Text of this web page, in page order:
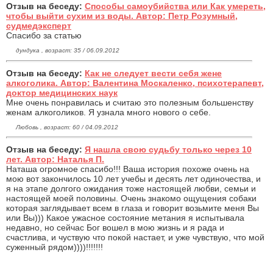
Отзыв на беседу: Способы самоубийства или Как умереть,
чтобы выйти сухим из воды. Автор: Петр Розумный,
судмедэксперт
Спасибо за статью
дундука , возраст: 35 / 06.09.2012
Отзыв на беседу: Как не следует вести себя жене
алкоголика. Автор: Валентина Москаленко, психотерапевт,
доктор медицинских наук
Мне очень понравилась и считаю это полезным большенству
женам алкоголиков. Я узнала много нового о себе.
Любовь , возраст: 60 / 04.09.2012
Отзыв на беседу: Я нашла свою судьбу только через 10
лет. Автор: Наталья П.
Наташа огромное спасибо!!! Ваша история похоже очень на
мою вот закончилось 10 лет учебы и десять лет одиночества, и
я на этапе долгого ожидания тоже настоящей любви, семьи и
настоящей моей половины. Очень знакомо ощущения собаки
которая заглядывает всем в глаза и говорит возьмите меня Вы
или Вы))) Какое ужасное состояние метания я испытывала
недавно, но сейчас Бог вошел в мою жизнь и я рада и
счастлива, и чуствую что покой настает, и уже чувствую, что мой
суженный рядом))))!!!!!!!